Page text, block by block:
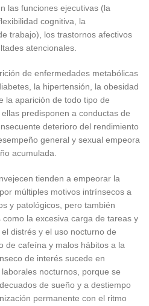
las funciones ejecutivas (la
cognitiva, la
trabajo), los trastornos afectivos
atencionales.
de enfermedades metabólicas
la hipertensión, la obesidad
la aparición de todo tipo de
predisponen a conductas de
deterioro del rendimiento
general y sexual empeora
acumulada.
tienden a empeorar la
múltiples motivos intrínsecos a
y patológicos, pero también
la excesiva carga de tareas y
distrés y el uso nocturno de
de cafeína y malos hábitos a la
de interés sucede en
nocturnos, porque se
de sueño y a destiempo
permanente con el ritmo